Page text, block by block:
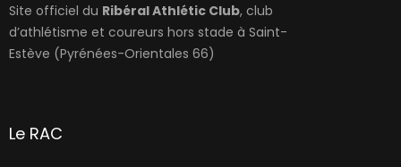
Site officiel du Ribéral Athlétic Club, club
d’athlétisme et coureurs hors stade à Saint-
Estève (Pyrénées-Orientales 66)
Le RAC